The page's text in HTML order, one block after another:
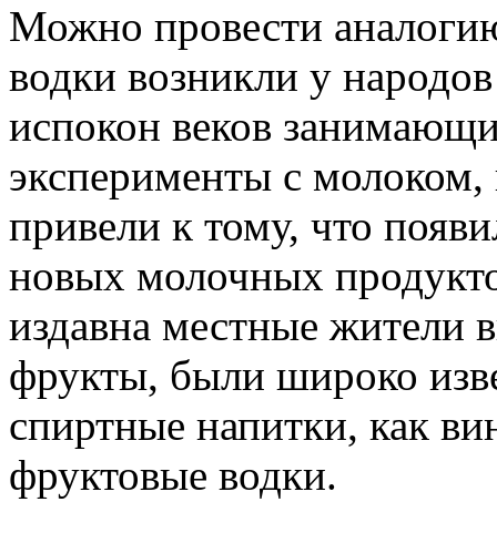
Можно провести
водки возникли у
испокон веков
эксперименты с
привели к тому, что
новых молочных
издавна местные жители
фрукты, были широко
спиртные напитки, как
фруктовые водки.